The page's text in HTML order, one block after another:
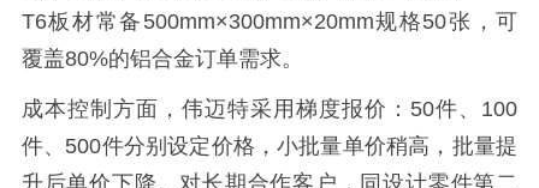
T6板材常备500mm×300mm×20mm规格50张，可
覆盖80%的铝合金订单需求。
成本控制方面，伟迈特采用梯度报价：50件、100
件、500件分别设定价格，小批量单价稍高，批量提